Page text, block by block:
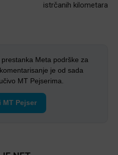
istrčanih kilometara
Meta podrške za
je od sada
MT Pejserima.
MT Pejser